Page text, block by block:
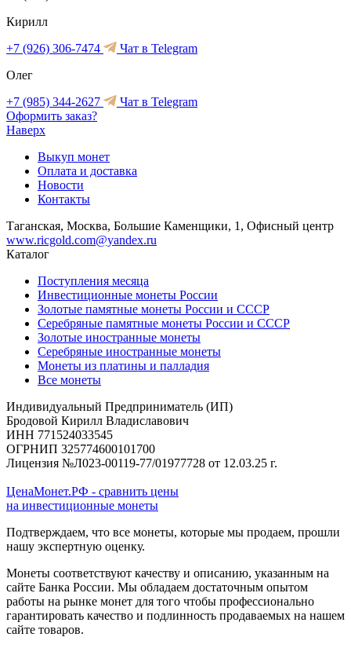
Кирилл
+7 (926) 306-7474
Чат в Telegram
Олег
+7 (985) 344-2627
Чат в Telegram
Оформить заказ?
Наверх
Выкуп монет
Оплата и доставка
Новости
Контакты
Таганская, Москва, Большие Каменщики, 1, Офисный центр
www.ricgold.com@yandex.ru
Каталог
Поступления месяца
Инвестиционные монеты России
Золотые памятные монеты России и СССР
Серебряные памятные монеты России и СССР
Золотые иностранные монеты
Серебряные иностранные монеты
Монеты из платины и палладия
Все монеты
Индивидуальный Предприниматель (ИП)
Бродовой Кирилл Владиславович
ИНН 771524033545
ОГРНИП 325774600101700
Лицензия №Л023-00119-77/01977728 от 12.03.25 г.
ЦенаМонет.РФ - сравнить цены
на инвестиционные монеты
Подтверждаем, что все монеты, которые мы продаем, прошли
нашу экспертную оценку.
Монеты соответствуют качеству и описанию, указанным на
сайте Банка России. Мы обладаем достаточным опытом
работы на рынке монет для того чтобы профессионально
гарантировать качество и подлинность продаваемых на нашем
сайте товаров.